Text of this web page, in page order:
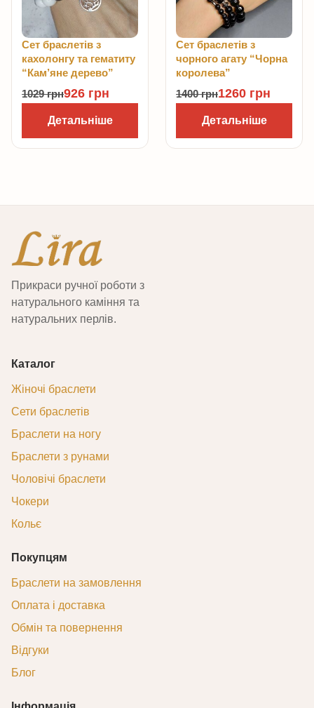
Сет браслетів з
кахолонгу та гематиту
“Кам’яне дерево”
1029грн926 грн
Детальніше
Сет браслетів з
чорного агату “Чорна
королева”
1400грн1260 грн
Детальніше
Прикраси ручної роботи з
натурального каміння та
натуральних перлів.
Каталог
Жіночі браслети
Сети браслетів
Браслети на ногу
Браслети з рунами
Чоловічі браслети
Чокери
Кольє
Покупцям
Браслети на замовлення
Оплата і доставка
Обмін та повернення
Відгуки
Блог